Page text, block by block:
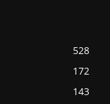
528
172
143